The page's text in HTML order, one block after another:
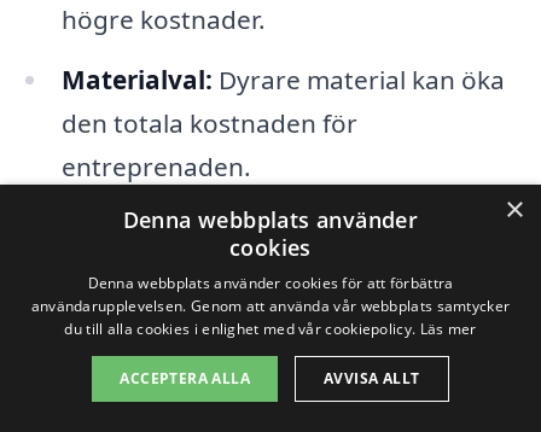
högre kostnader.
Materialval: Dyrare material kan öka
den totala kostnaden för
entreprenaden.
Arbetskostnader:Erfarna
hantverkare kan kosta mer men ge
bättre resultat.
Bygglov och regler:
Eventuella
×
Denna webbplats använder
cookies
Denna webbplats använder cookies för att förbättra
användarupplevelsen. Genom att använda vår webbplats samtycker
du till alla cookies i enlighet med vår cookiepolicy. Läs mer
ACCEPTERA ALLA AVVISA ALLT